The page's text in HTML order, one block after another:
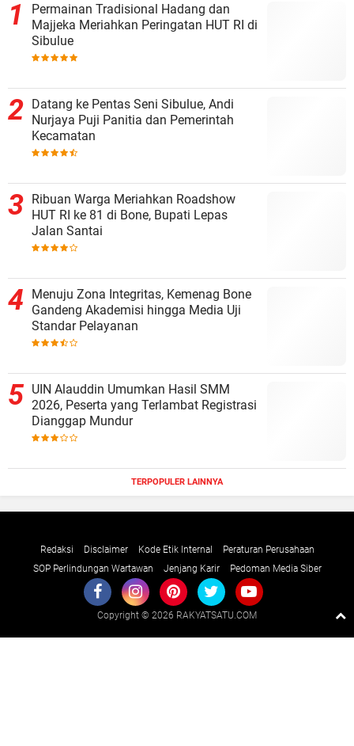
Permainan Tradisional Hadang dan
Majjeka Meriahkan Peringatan HUT RI di
Sibulue
Datang ke Pentas Seni Sibulue, Andi
Nurjaya Puji Panitia dan Pemerintah
Kecamatan
Ribuan Warga Meriahkan Roadshow
HUT RI ke 81 di Bone, Bupati Lepas
Jalan Santai
Menuju Zona Integritas, Kemenag Bone
Gandeng Akademisi hingga Media Uji
Standar Pelayanan
UIN Alauddin Umumkan Hasil SMM
2026, Peserta yang Terlambat Registrasi
Dianggap Mundur
TERPOPULER LAINNYA
Redaksi Disclaimer Kode Etik Internal
Peraturan Perusahaan
SOP Perlindungan Wartawan
Jenjang Karir Pedoman Media Siber
Copyright © 2026 RAKYATSATU.COM
Raushan